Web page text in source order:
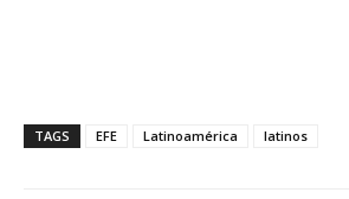
TAGS EFE Latinoamérica latinos